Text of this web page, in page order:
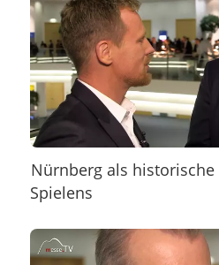
Nürnberg als
Spielens